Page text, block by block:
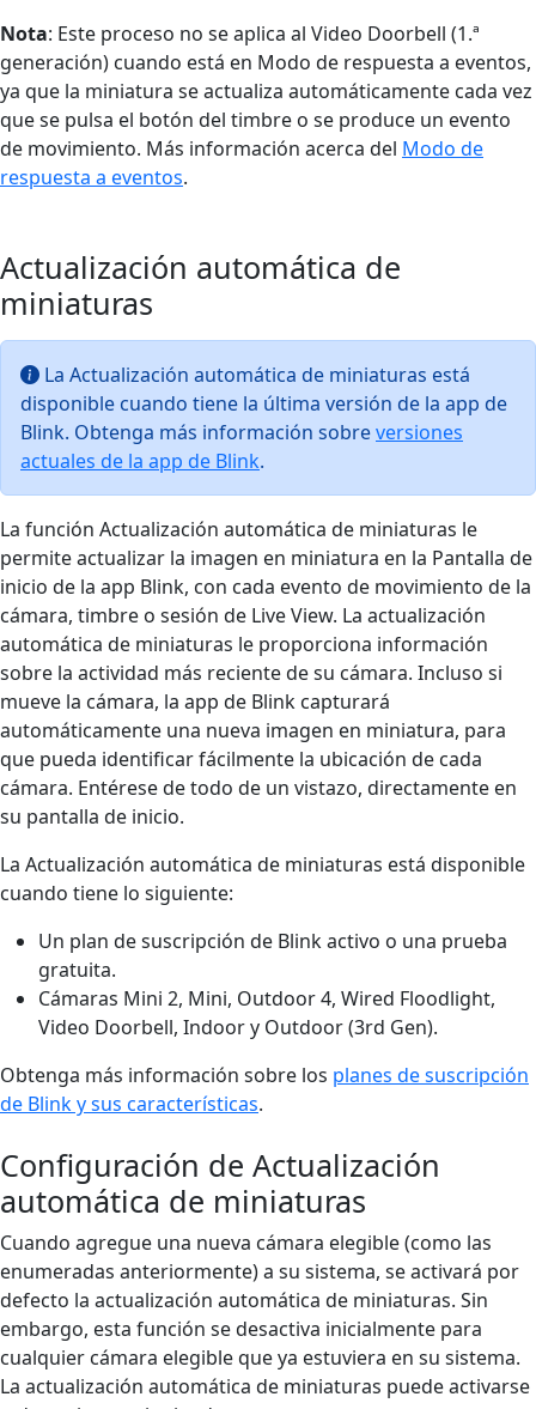
Nota: Este proceso no se aplica al Video Doorbell (1.ª
generación) cuando está en Modo de respuesta a eventos,
ya que la miniatura se actualiza automáticamente cada vez
que se pulsa el botón del timbre o se produce un evento
de movimiento. Más información acerca del Modo de
respuesta a eventos.
Actualización automática de
miniaturas
La Actualización automática de miniaturas está
disponible cuando tiene la última versión de la app de
Blink. Obtenga más información sobreversiones
actuales de la app de Blink.
La función Actualización automática de miniaturas le
permite actualizar la imagen en miniatura en la Pantalla de
inicio de la app Blink, con cada evento de movimiento de la
cámara, timbre o sesión de Live View. La actualización
automática de miniaturas le proporciona información
sobre la actividad más reciente de su cámara. Incluso si
mueve la cámara, la app de Blink capturará
automáticamente una nueva imagen en miniatura, para
que pueda identificar fácilmente la ubicación de cada
cámara. Entérese de todo de un vistazo, directamente en
su pantalla de inicio.
La Actualización automática de miniaturas está disponible
cuando tiene lo siguiente:
Un plan de suscripción de Blink activo o una prueba
gratuita.
Cámaras Mini 2, Mini, Outdoor 4, Wired Floodlight,
Video Doorbell, Indoor y Outdoor (3rd Gen).
Obtenga más información sobre los planes de suscripción
de Blink y sus características.
Configuración de Actualización
automática de miniaturas
Cuando agregue una nueva cámara elegible (como las
enumeradas anteriormente) a su sistema, se activará por
defecto la actualización automática de miniaturas. Sin
embargo, esta función se desactiva inicialmente para
cualquier cámara elegible que ya estuviera en su sistema.
La actualización automática de miniaturas puede activarse